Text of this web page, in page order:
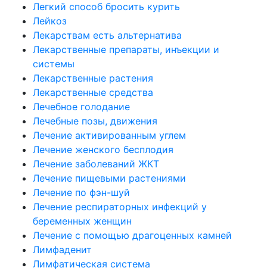
Легкий способ бросить курить
Лейкоз
Лекарствам есть альтернатива
Лекарственные препараты, инъекции и
системы
Лекарственные растения
Лекарственные средства
Лечебное голодание
Лечебные позы, движения
Лечение активированным углем
Лечение женского бесплодия
Лечение заболеваний ЖКТ
Лечение пищевыми растениями
Лечение по фэн-шуй
Лечение респираторных инфекций у
беременных женщин
Лечение с помощью драгоценных камней
Лимфаденит
Лимфатическая система